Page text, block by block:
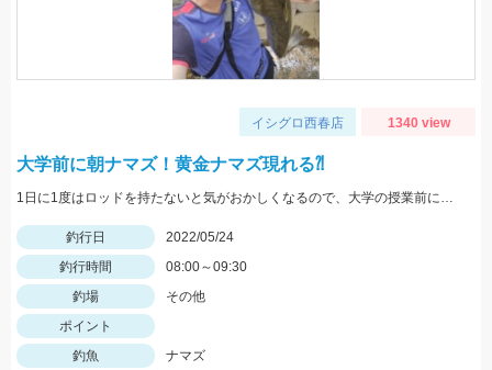
イシグロ西春店 1340 view
大学前に朝ナマズ！黄金ナマズ現れる⁈
1日に1度はロッドを持たないと気がおかしくなるので、大学の授業前にナマズと遊んできました。
釣行日
2022/05/24
釣行時間
08:00～09:30
釣場
その他
ポイント
釣魚
ナマズ